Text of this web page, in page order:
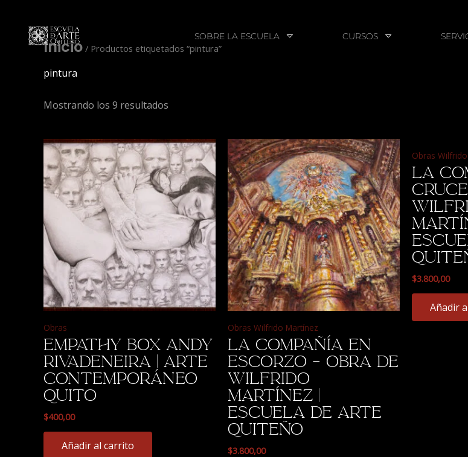
contenido
SOBRE LA ESCUELA CURSOS
Inicio / Productos etiquetados “pintura”
pintura
Mostrando los 9 resultados
Obras
Empathy Box Andy
Rivadeneira | Arte
Contemporáneo
Quito
$400,00
Añadir al carrito
Obras Wilfrido Martínez
La Compañía en
Escorzo – Obra de
Wilfrido
Martínez |
Escuela de Arte
Quiteño
$3.800,00
Obras
La
$3.800,00
Añadir